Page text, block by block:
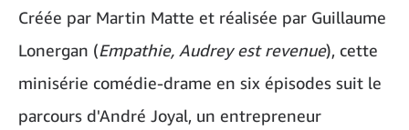
Créée par Martin Matte et réalisée par Guillaume
Lonergan (Empathie, Audrey est revenue), cette
minisérie comédie-drame en six épisodes suit le
parcours d'André Joyal, un entrepreneur